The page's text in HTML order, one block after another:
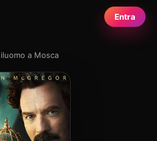
Entra
a Mosca